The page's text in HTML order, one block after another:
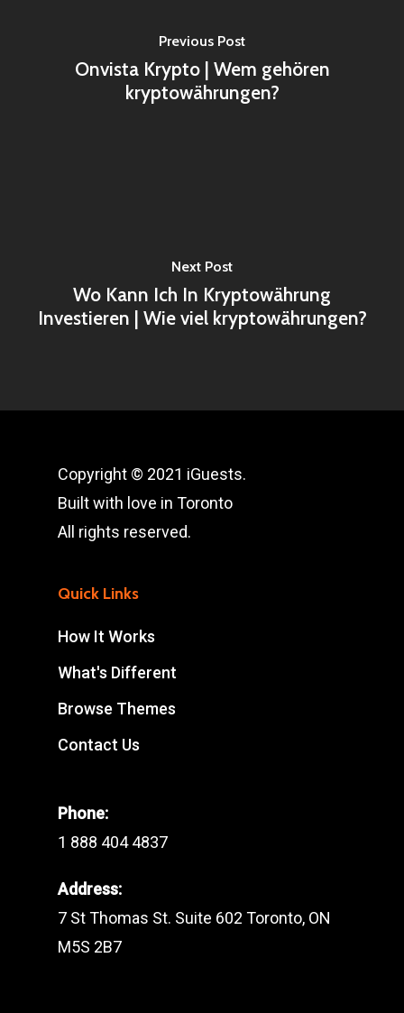
Previous Post
Onvista Krypto | Wem gehören
kryptowährungen?
Next Post
Wo Kann Ich In Kryptowährung
Investieren | Wie viel kryptowährungen?
Copyright © 2021 iGuests.
Built with love in Toronto
All rights reserved.
Quick Links
How It Works
What's Different
Browse Themes
Contact Us
Phone:
1 888 404 4837
Address:
7 St Thomas St. Suite 602 Toronto, ON
M5S 2B7